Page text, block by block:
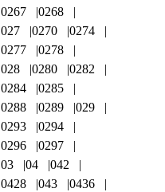
0267
0268
027 0270
0274
0277
0278
028 0280
0282
0284
0285
0288 0289
029
0293
0294
0296
0297
03 04
042
0428 043
0436